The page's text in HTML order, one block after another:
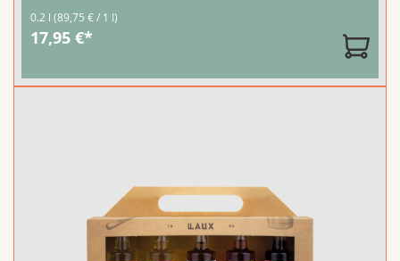
zusammengestellte Öle und Essige zum Entdecken
und Genießen.Mit dem Set
0.2 l (89,75 € / 1 l)
17,95 €*